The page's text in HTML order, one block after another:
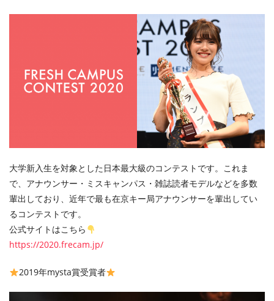
大学新入生を対象とした日本最大級のコンテストです。これま
で、アナウンサー・ミスキャンパス・雑誌読者モデルなどを多数
輩出しており、近年で最も在京キー局アナウンサーを輩出してい
るコンテストです。
公式サイトはこちら
https://2020.frecam.jp/
2019年mysta賞受賞者